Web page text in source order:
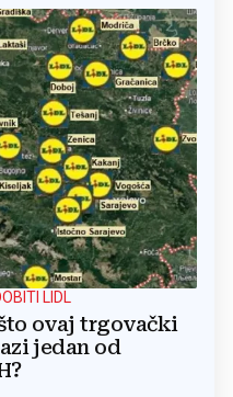
LIDL
ovaj trgovački
jedan od